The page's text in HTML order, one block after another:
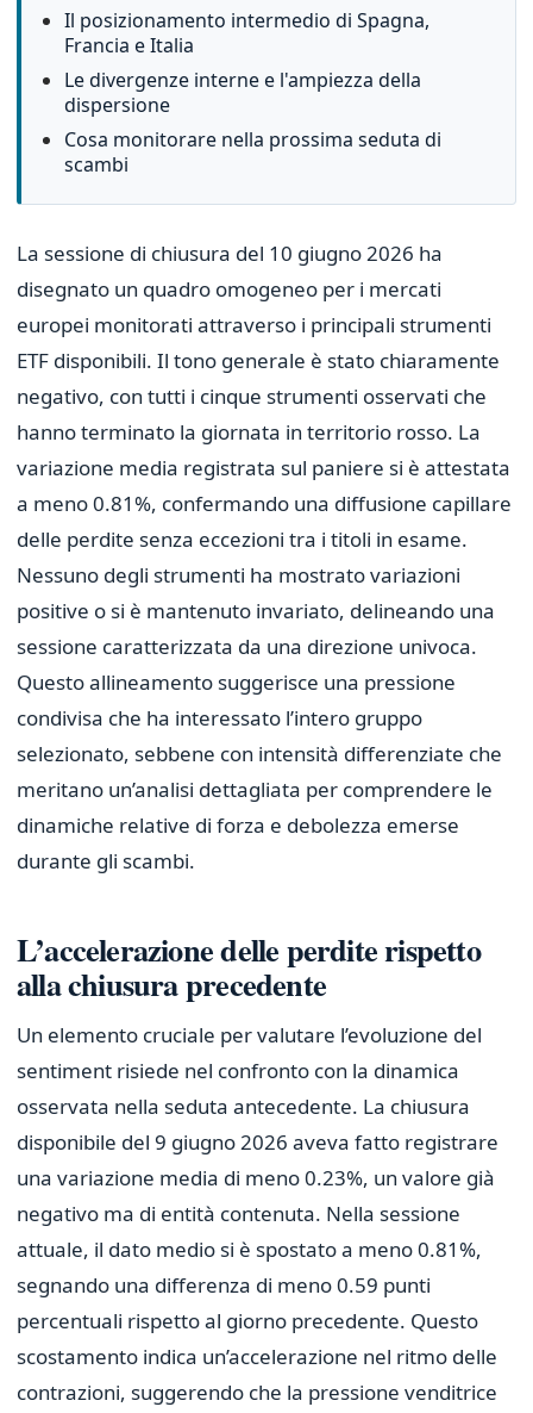
Il posizionamento intermedio di Spagna,
Francia e Italia
Le divergenze interne e l'ampiezza della
dispersione
Cosa monitorare nella prossima seduta di
scambi
La sessione di chiusura del 10 giugno 2026 ha
disegnato un quadro omogeneo per i mercati
europei monitorati attraverso i principali strumenti
ETF disponibili. Il tono generale è stato chiaramente
negativo, con tutti i cinque strumenti osservati che
hanno terminato la giornata in territorio rosso. La
variazione media registrata sul paniere si è attestata
a meno 0.81%, confermando una diffusione capillare
delle perdite senza eccezioni tra i titoli in esame.
Nessuno degli strumenti ha mostrato variazioni
positive o si è mantenuto invariato, delineando una
sessione caratterizzata da una direzione univoca.
Questo allineamento suggerisce una pressione
condivisa che ha interessato l’intero gruppo
selezionato, sebbene con intensità differenziate che
meritano un’analisi dettagliata per comprendere le
dinamiche relative di forza e debolezza emerse
durante gli scambi.
L’accelerazione delle perdite rispetto
alla chiusura precedente
Un elemento cruciale per valutare l’evoluzione del
sentiment risiede nel confronto con la dinamica
osservata nella seduta antecedente. La chiusura
disponibile del 9 giugno 2026 aveva fatto registrare
una variazione media di meno 0.23%, un valore già
negativo ma di entità contenuta. Nella sessione
attuale, il dato medio si è spostato a meno 0.81%,
segnando una differenza di meno 0.59 punti
percentuali rispetto al giorno precedente. Questo
scostamento indica un’accelerazione nel ritmo delle
contrazioni, suggerendo che la pressione venditrice